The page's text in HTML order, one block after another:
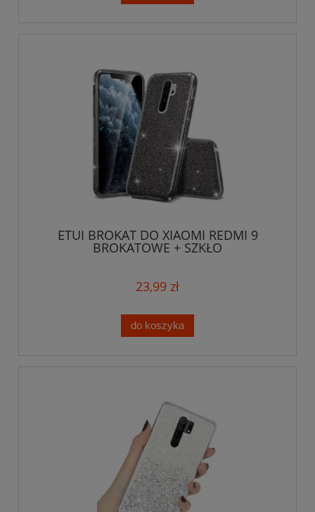
ETUI BROKAT DO XIAOMI REDMI 9
BROKATOWE + SZKŁO
23,99 zł
do koszyka